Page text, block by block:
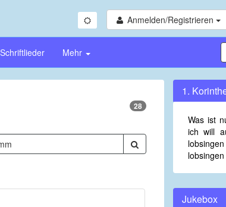
Anmelden/Registrieren
Schriftlieder Mehr
28
1.
Was ist
ich will
Jukebox